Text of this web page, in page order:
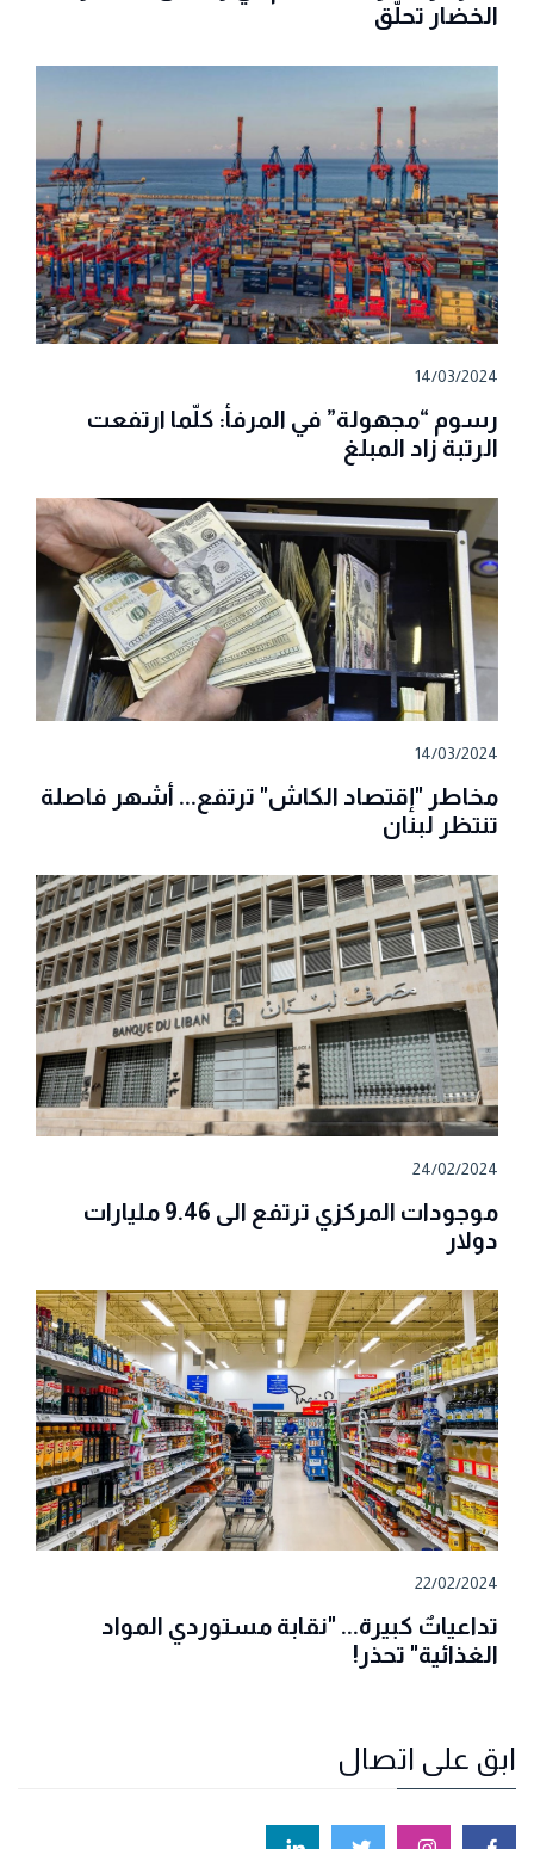
الخضار تحلّق
14/03/2024
رسوم “مجهولة” في المرفأ: كلّما ارتفعت
الرتبة زاد المبلغ
14/03/2024
مخاطر "إقتصاد الكاش" ترتفع... أشهر فاصلة
تنتظر لبنان
24/02/2024
موجودات المركزي ترتفع الى 9.46 مليارات
دولار
22/02/2024
تداعياتٌ كبيرة... "نقابة مستوردي المواد
الغذائية" تحذر!
ابق على اتصال